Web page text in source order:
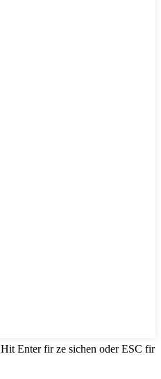
Hit Enter fir ze sichen oder ESC fir